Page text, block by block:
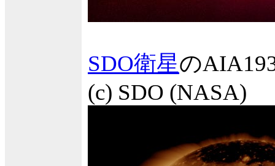
SDO衛星の
(c) SDO (NASA)